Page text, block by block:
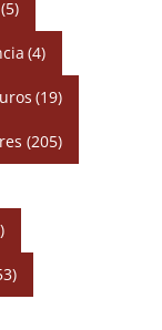
(5)
(4)
(19)
(205)